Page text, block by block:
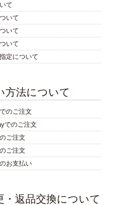
て
いて
いて
いて
定について
方法について
のご注文
でのご注文
ご注文
ご注文
お支払い
・返品交換について